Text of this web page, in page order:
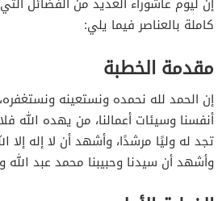
كاملة بالعناصر فيما يلي:
مقدمة الخطبة
إن الحمد لله نحمده ونستعينه
أنفسنا وسيئات أعمالنا، من يهده الله
تجد له وليًا مرشدًا، وأشهد أن لا إله إلا
وأشهد أن سيدنا وحبيبنا محمد عبد الله